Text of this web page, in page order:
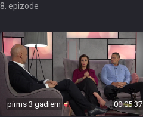
8. epizode
pirms 3 gadiem 00:05:37